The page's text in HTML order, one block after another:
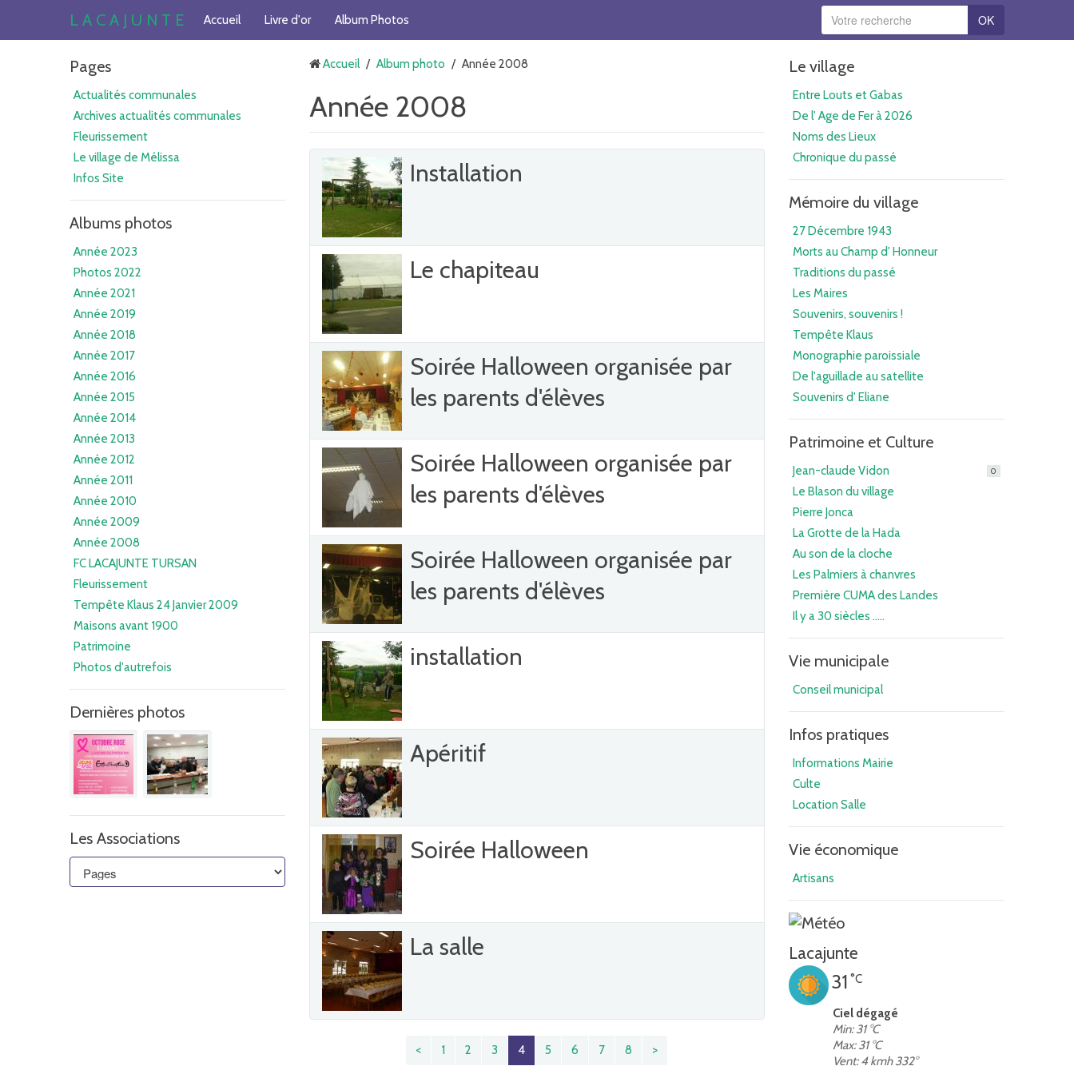
L A C A J U N T E Accueil Livre d'or Album Photos OK
Pages
Actualités communales
Archives actualités communales
Fleurissement
Le village de Mélissa
Infos Site
Albums photos
Année 2023
Photos 2022
Année 2021
Année 2019
Année 2018
Année 2017
Année 2016
Année 2015
Année 2014
Année 2013
Année 2012
Année 2011
Année 2010
Année 2009
Année 2008
FC LACAJUNTE TURSAN
Fleurissement
Tempête Klaus 24 Janvier 2009
Maisons avant 1900
Patrimoine
Photos d'autrefois
Dernières photos
Les Associations
Accueil / Album photo / Année 2008
Année 2008
Installation
Le chapiteau
Soirée Halloween organisée par
les parents d'élèves
Soirée Halloween organisée par
les parents d'élèves
Soirée Halloween organisée par
les parents d'élèves
installation
Apéritif
Soirée Halloween
La salle
< 1 2 3 4 5 6 7 8 >
Le village
Entre Louts et Gabas
De l' Age de Fer à 2026
Noms des Lieux
Chronique du passé
Mémoire du village
27 Décembre 1943
Morts au Champ d' Honneur
Traditions du passé
Les Maires
Souvenirs, souvenirs !
Tempête Klaus
Monographie paroissiale
De l'aguillade au satellite
Souvenirs d' Eliane
Patrimoine et Culture
Jean-claude Vidon 0
Le Blason du village
Pierre Jonca
La Grotte de la Hada
Au son de la cloche
Les Palmiers à chanvres
Première CUMA des Landes
Il y a 30 siècles .....
Vie municipale
Conseil municipal
Infos pratiques
Informations Mairie
Culte
Location Salle
Vie économique
Artisans
Lacajunte
31 °C
Ciel dégagé
Min: 31 °C
Max: 31 °C
Vent: 4 kmh 332°